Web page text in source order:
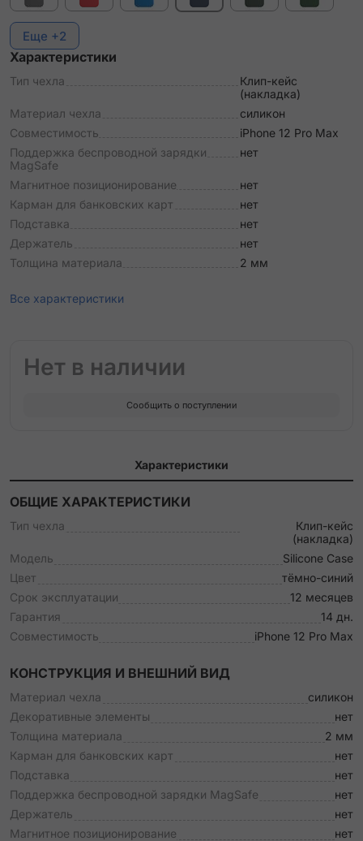
Еще +2
Характеристики
Тип чехла
Клип-кейс
(накладка)
Материал чехла
силикон
Совместимость
iPhone 12 Pro Max
Поддержка беспроводной зарядки
MagSafe
нет
Магнитное позиционирование
нет
Карман для банковских карт
нет
Подставка
нет
Держатель
нет
Толщина материала
2 мм
Все характеристики
Нет в наличии
Сообщить о поступлении
Характеристики
ОБЩИЕ ХАРАКТЕРИСТИКИ
Тип чехла
Клип-кейс
(накладка)
Модель
Silicone Case
Цвет
тёмно-синий
Срок эксплуатации
12 месяцев
Гарантия
14 дн.
Совместимость
iPhone 12 Pro Max
КОНСТРУКЦИЯ И ВНЕШНИЙ ВИД
Материал чехла
силикон
Декоративные элементы
нет
Толщина материала
2 мм
Карман для банковских карт
нет
Подставка
нет
Поддержка беспроводной зарядки MagSafe
нет
Держатель
нет
Магнитное позиционирование
нет